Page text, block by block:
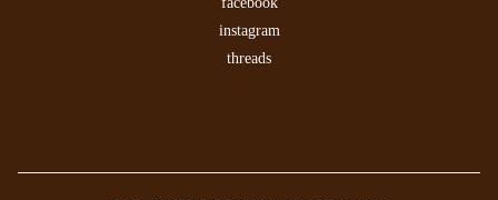
instagram
threads